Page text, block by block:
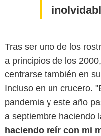
Tras ser uno de los
a principios de los
centrarse también en
Incluso en un crucero.
pandemia y este año
a septiembre haciendo
haciendo reír con mi